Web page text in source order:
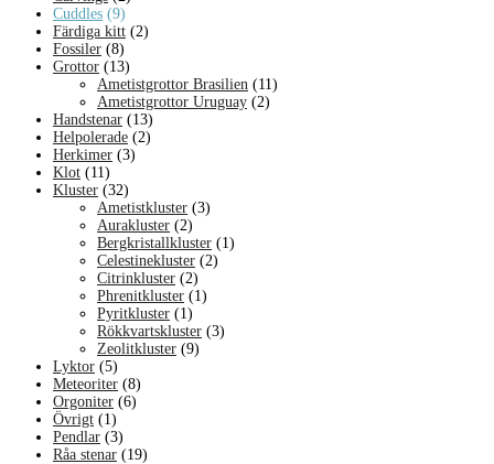
Cuddles (9)
Färdiga kitt (2)
Fossiler (8)
Grottor (13)
Ametistgrottor Brasilien (11)
Ametistgrottor Uruguay (2)
Handstenar (13)
Helpolerade (2)
Herkimer (3)
Klot (11)
Kluster (32)
Ametistkluster (3)
Aurakluster (2)
Bergkristallkluster (1)
Celestinekluster (2)
Citrinkluster (2)
Phrenitkluster (1)
Pyritkluster (1)
Rökkvartskluster (3)
Zeolitkluster (9)
Lyktor (5)
Meteoriter (8)
Orgoniter (6)
Övrigt (1)
Pendlar (3)
Råa stenar (19)